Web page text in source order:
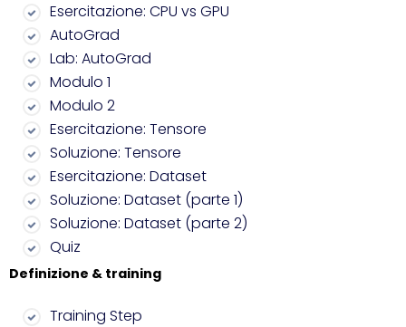
Esercitazione: CPU vs GPU
AutoGrad
Lab: AutoGrad
Modulo 1
Modulo 2
Esercitazione: Tensore
Soluzione: Tensore
Esercitazione: Dataset
Soluzione: Dataset (parte 1)
Soluzione: Dataset (parte 2)
Quiz
Definizione & training
Training Step